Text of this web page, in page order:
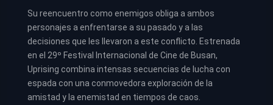
Su reencuentro como enemigos obliga a ambos
personajes a enfrentarse a su pasado y a las
decisiones que les llevaron a este conflicto. Estrenada
en el 29º Festival Internacional de Cine de Busan,
Uprising combina intensas secuencias de lucha con
espada con una conmovedora exploración de la
amistad y la enemistad en tiempos de caos.